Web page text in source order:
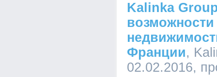
Kalinka
Франции,
02.02.2016,